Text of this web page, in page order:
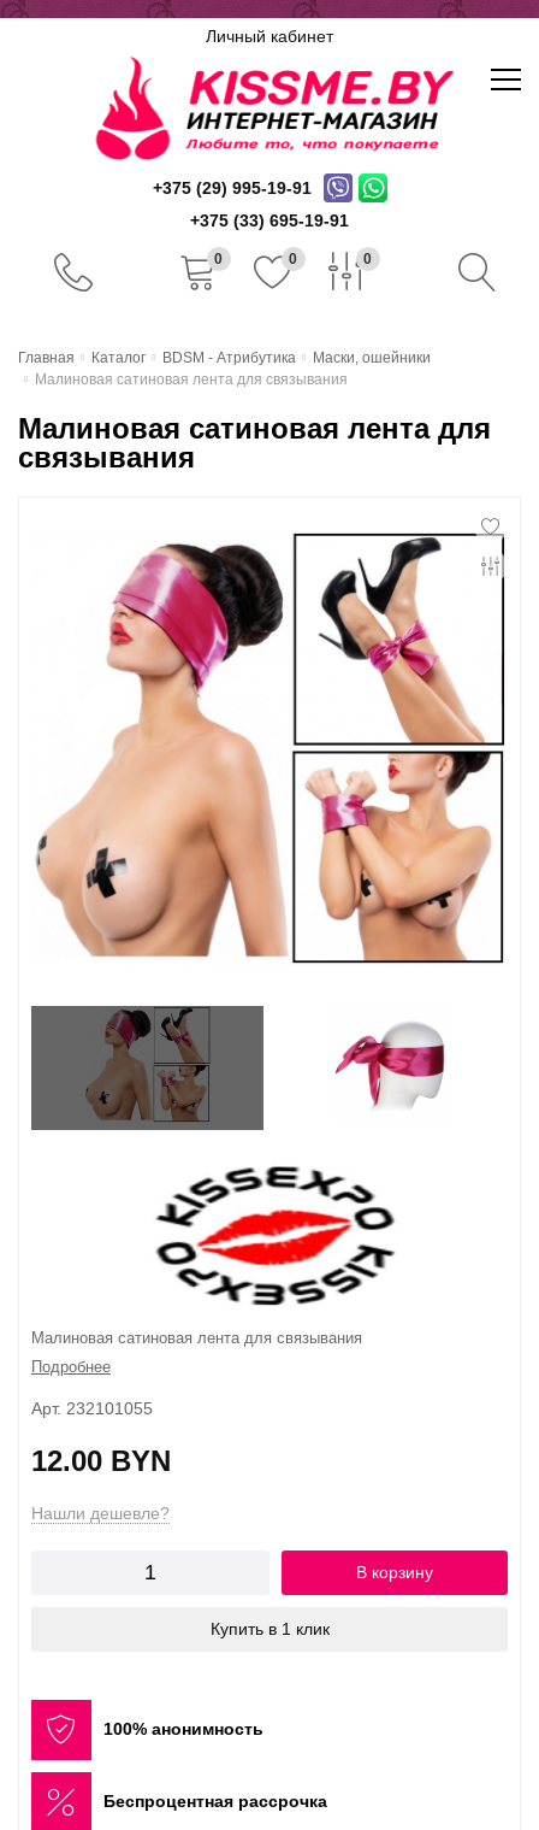
Личный кабинет
+375 (29) 995-19-91
+375 (33) 695-19-91
0 0 0
Доставка и оплата
Контакты
Конфиденциальность
Гарантии и возврат
Беспроцентная рассрочка
Главная Каталог BDSM - Атрибутика
Маски, ошейники
Малиновая сатиновая лента для связывания
Малиновая сатиновая лента для
связывания
Малиновая сатиновая лента для связывания
Подробнее
Арт. 232101055
12.00 BYN
Нашли дешевле?
В корзину
Купить в 1 клик
100% анонимность
Беспроцентная рассрочка